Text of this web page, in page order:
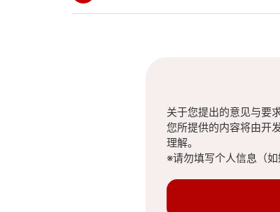
关于您提出的意见与要
您所提供的内容将由开
理解。
※请勿填写个人信息（如